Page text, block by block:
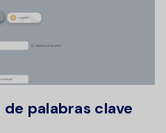
palabras clave